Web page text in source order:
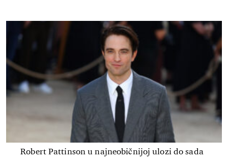
Robert Pattinson u najneobičnijoj ulozi do sada